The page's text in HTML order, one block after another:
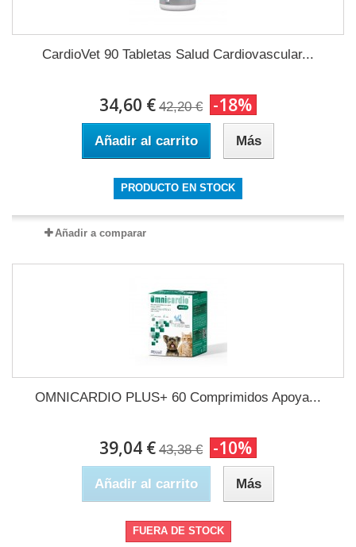
CardioVet 90 Tabletas Salud Cardiovascular...
34,60 € 42,20 € -18%
Añadir al carrito Más
PRODUCTO EN STOCK
Añadir a comparar
OMNICARDIO PLUS+ 60 Comprimidos Apoya...
39,04 € 43,38 € -10%
Añadir al carrito Más
FUERA DE STOCK